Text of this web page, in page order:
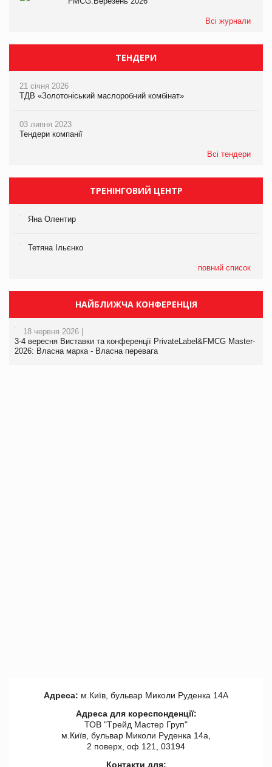
Всі журнали
ТЕНДЕРИ
21 січня 2026
ТДВ «Золотоніський маслоробний комбінат»
03 липня 2023
Тендери компанії
Всі тендери
ТРЕНІНГОВИЙ ЦЕНТР
Яна Олентир
Тетяна Ільєнко
повний список
НАЙБЛИЖЧА КОНФЕРЕНЦІЯ
18 червня 2026 |
3-4 вересня Виставки та конференції PrivateLabel&FMCG Master-
2026: Власна марка - Власна перевага
Адреса: м.Київ, бульвар Миколи Руденка 14А
Адреса для кореспонденції:
ТОВ "Tрейд Мастер Груп"
м.Київ, бульвар Миколи Руденка 14а,
2 поверх, оф 121, 03194
Контакти для: